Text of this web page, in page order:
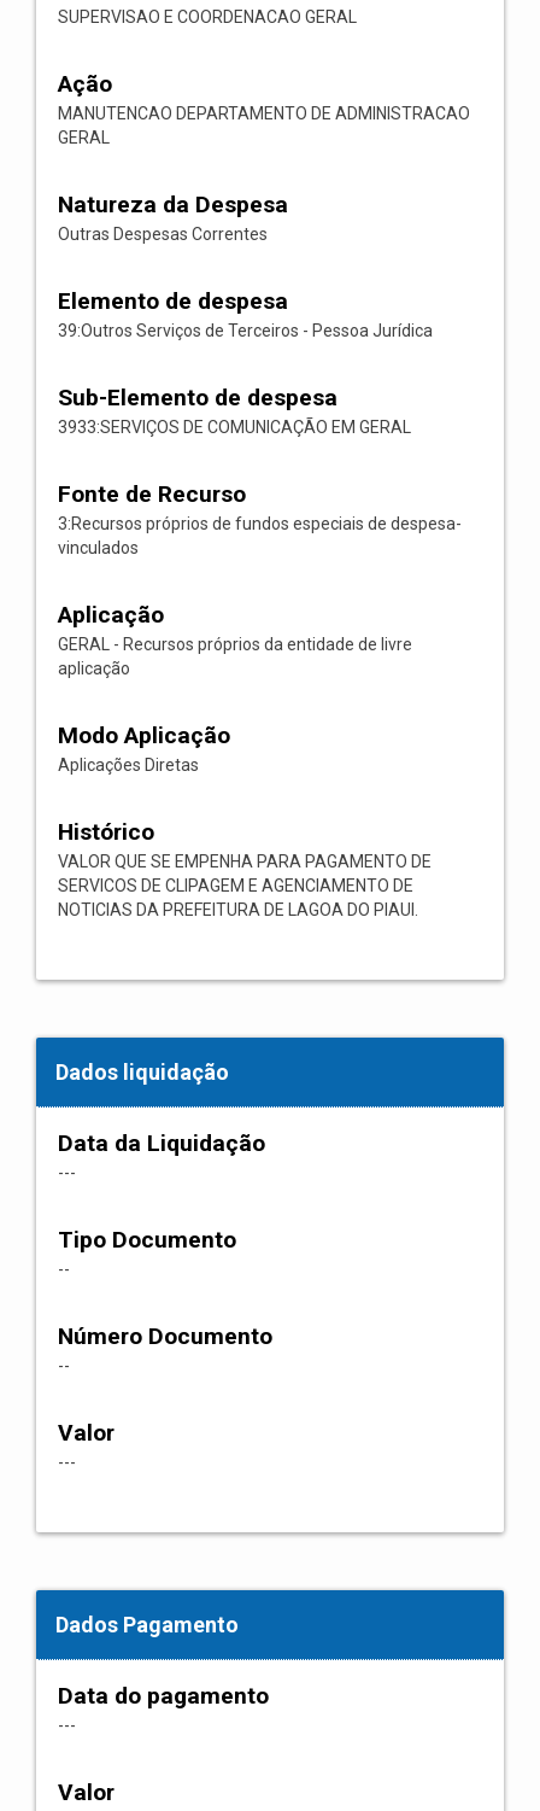
SUPERVISAO E COORDENACAO GERAL
Ação
MANUTENCAO DEPARTAMENTO DE ADMINISTRACAO
GERAL
Natureza da Despesa
Outras Despesas Correntes
Elemento de despesa
39:Outros Serviços de Terceiros - Pessoa Jurídica
Sub-Elemento de despesa
3933:SERVIÇOS DE COMUNICAÇÃO EM GERAL
Fonte de Recurso
3:Recursos próprios de fundos especiais de despesa-
vinculados
Aplicação
GERAL - Recursos próprios da entidade de livre
aplicação
Modo Aplicação
Aplicações Diretas
Histórico
VALOR QUE SE EMPENHA PARA PAGAMENTO DE
SERVICOS DE CLIPAGEM E AGENCIAMENTO DE
NOTICIAS DA PREFEITURA DE LAGOA DO PIAUI.
Dados liquidação
Data da Liquidação
---
Tipo Documento
--
Número Documento
--
Valor
---
Dados Pagamento
Data do pagamento
---
Valor